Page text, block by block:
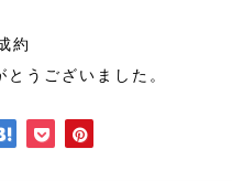
約
うございました。